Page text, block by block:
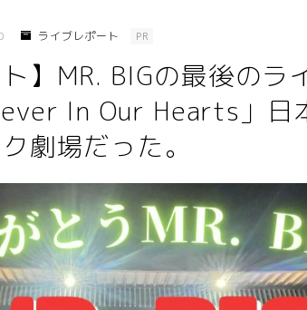
お問い合わせ
ライブレポート PR
ト】MR. BIGの最後のラ
In Our Hearts」日
劇場だった。